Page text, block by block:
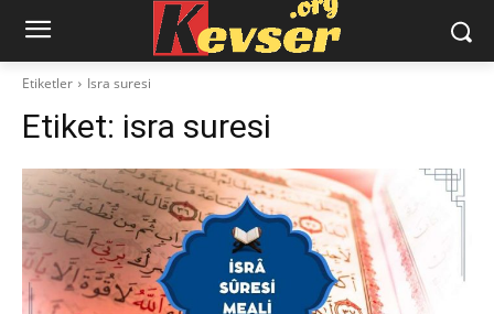
Etiketler Isra suresi
Etiket: isra suresi